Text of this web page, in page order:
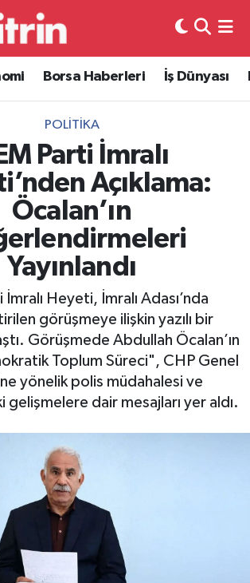
Borsa Haberleri İş Dünyası
POLITIKA
Parti İmralı
Açıklama:
Öcalan’ın
Yayınlandı
İmralı Heyeti, İmralı Adası’nda
görüşmeye ilişkin yazılı bir
Görüşmede Abdullah Öcalan’ın
Toplum Süreci", CHP Genel
yönelik polis müdahalesi ve
gelişmelere dair mesajları yer aldı.
Durumu ve Fikstür
Haberleri